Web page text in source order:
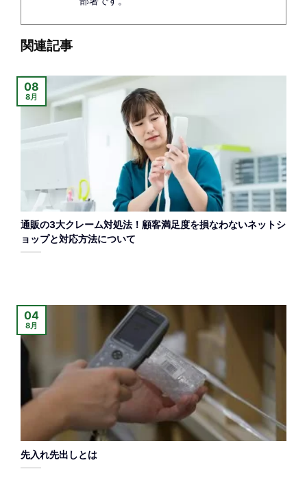
関連記事
通販の3大クレーム対処法！顧客満足度を損なわないネットシ
ョップと対応方法について
08
8月
先入れ先出しとは
04
8月